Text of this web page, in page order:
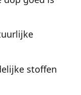
stoffen